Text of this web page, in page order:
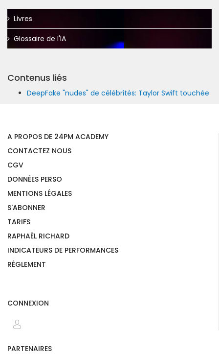
Livres
Glossaire de l'IA
Contenus liés
DeepFake "nudes" de célébrités: Taylor Swift touchée
A PROPOS DE 24PM ACADEMY
CONTACTEZ NOUS
CGV
DONNÉES PERSO
MENTIONS LÉGALES
S'ABONNER
TARIFS
RAPHAËL RICHARD
INDICATEURS DE PERFORMANCES
RÉGLEMENT
CONNEXION
PARTENAIRES